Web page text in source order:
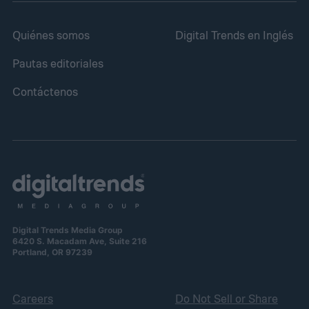
Quiénes somos
Pautas editoriales
Contáctenos
Digital Trends en Inglés
Digital Trends Media Group
6420 S. Macadam Ave, Suite 216
Portland, OR 97239
Careers
Do Not Sell or Share